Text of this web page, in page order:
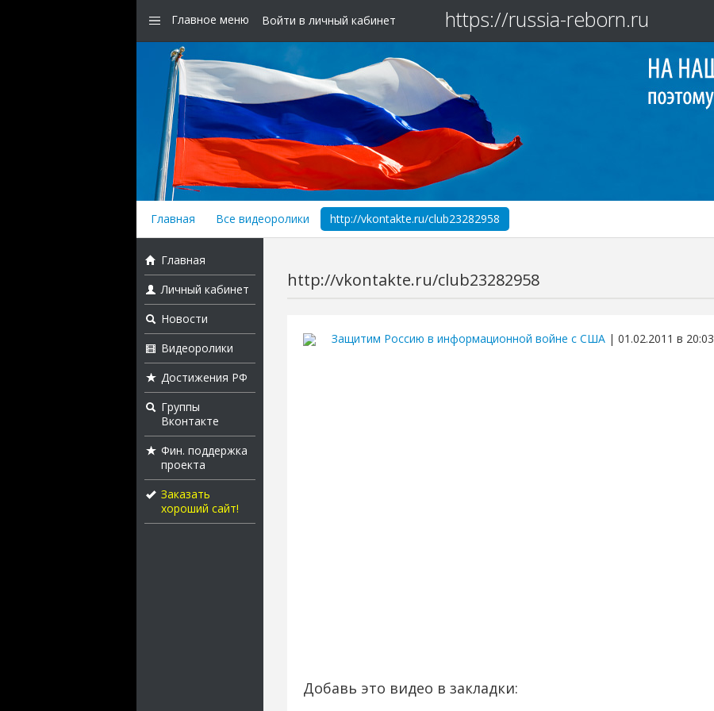
Главное меню Войти в личный кабинет https://russia-reborn.ru
Главная Все видеоролики http://vkontakte.ru/club23282958
Главная
Личный кабинет
Новости
Видеоролики
Достижения РФ
Группы
Вконтакте
Фин. поддержка
проекта
Заказать
хороший сайт!
http://vkontakte.ru/club23282958
Защитим Россию в информационной войне с США | 01.02.2011 в 20:03
Добавь это видео в закладки: